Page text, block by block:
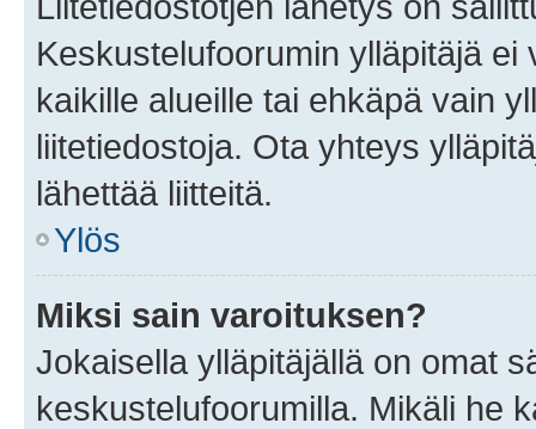
Keskustelufoorumin ylläpitäjä
kaikille alueille tai ehkäpä vain
liitetiedostoja. Ota yhteys
lähettää liitteitä.
Ylös
Miksi sain varoituksen?
Jokaisella ylläpitäjällä on omat
keskustelufoorumilla. Mikäli he